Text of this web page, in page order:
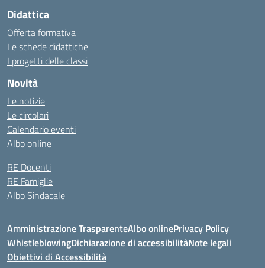
Didattica
Offerta formativa
Le schede didattiche
I progetti delle classi
Novità
Le notizie
Le circolari
Calendario eventi
Albo online
RE Docenti
RE Famiglie
Albo Sindacale
Amministrazione TrasparenteAlbo onlinePrivacy Policy
WhistleblowingDichiarazione di accessibilitàNote legali
Obiettivi di Accessibilità